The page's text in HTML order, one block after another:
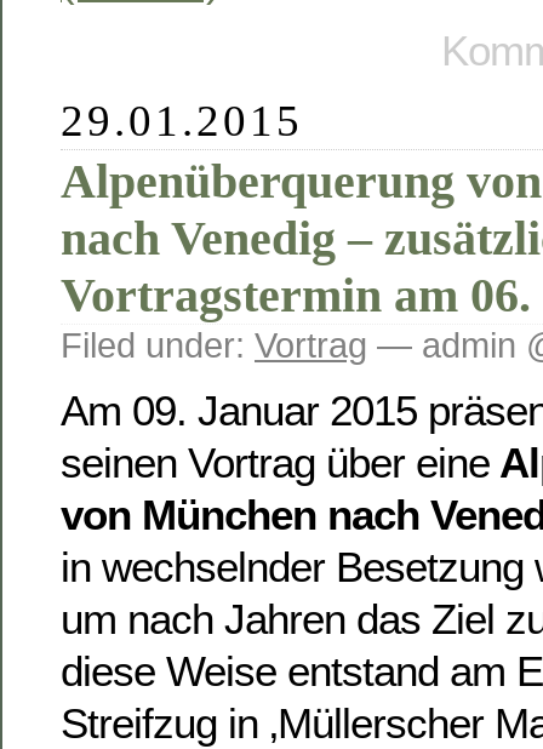
29.01.2015
Alpenüberquerung
nach Venedig –
Vortragstermin am
Filed under: Vortrag — admin
Am 09. Januar 2015
seinen Vortrag über eine
von München nach
in wechselnder Besetzung
um nach Jahren das Ziel
diese Weise entstand am
Streifzug in ‚Müllerscher